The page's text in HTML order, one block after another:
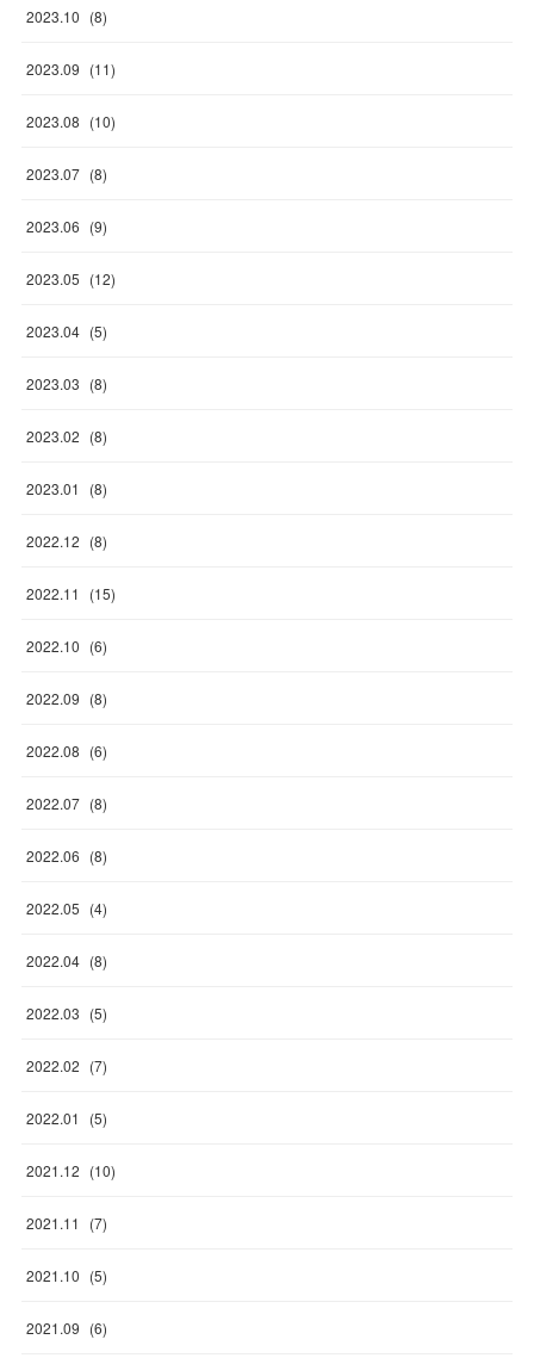
2023.10 (8)
2023.09 (11)
2023.08 (10)
2023.07 (8)
2023.06 (9)
2023.05 (12)
2023.04 (5)
2023.03 (8)
2023.02 (8)
2023.01 (8)
2022.12 (8)
2022.11 (15)
2022.10 (6)
2022.09 (8)
2022.08 (6)
2022.07 (8)
2022.06 (8)
2022.05 (4)
2022.04 (8)
2022.03 (5)
2022.02 (7)
2022.01 (5)
2021.12 (10)
2021.11 (7)
2021.10 (5)
2021.09 (6)